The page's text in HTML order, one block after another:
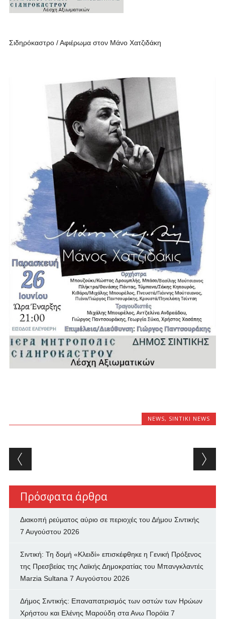
Σιδηρόκαστρο / Αφιέρωμα στον Μάνο Χατζιδάκη
NEWS, SINTIKI NEWS
Post navigation
Πρόσφατα άρθρα
Διακοπή ρεύματος αύριο σε περιοχές του Δήμου Σιντικής
7 Αυγούστου 2026
Σιντική: Τη δομή «Κλειδί» επισκέφθηκε η Γενική Πρόξενος
της Πρεσβείας της Λαϊκής Δημοκρατίας του Μπανγκλαντές
Marzia Sultana 7 Αυγούστου 2026
Δήμος Σιντικής: Επαναπατρισμός των oστών των Ηρώων
Χρήστου και Ελένης Μαρούδη στα Ανω Πορόϊα 7